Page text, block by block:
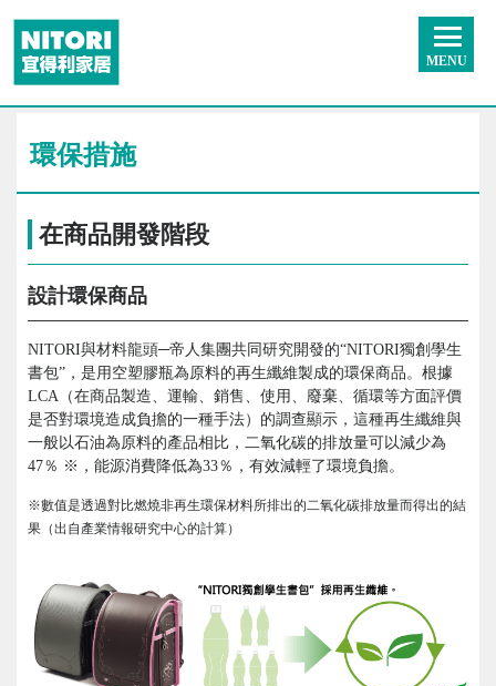
MENU
環保措施
在商品開發階段
設計環保商品
NITORI與材料龍頭─帝人集團共同研究開發的“NITORI獨創學生
書包”，是用空塑膠瓶為原料的再生纖維製成的環保商品。根據
LCA（在商品製造、運輸、銷售、使用、廢棄、循環等方面評價
是否對環境造成負擔的一種手法）的調查顯示，這種再生纖維與
一般以石油為原料的產品相比，二氧化碳的排放量可以減少為
47％ ※，能源消費降低為33％，有效減輕了環境負擔。
※數值是透過對比燃燒非再生環保材料所排出的二氧化碳排放量而得出的結
果（出自產業情報研究中心的計算）